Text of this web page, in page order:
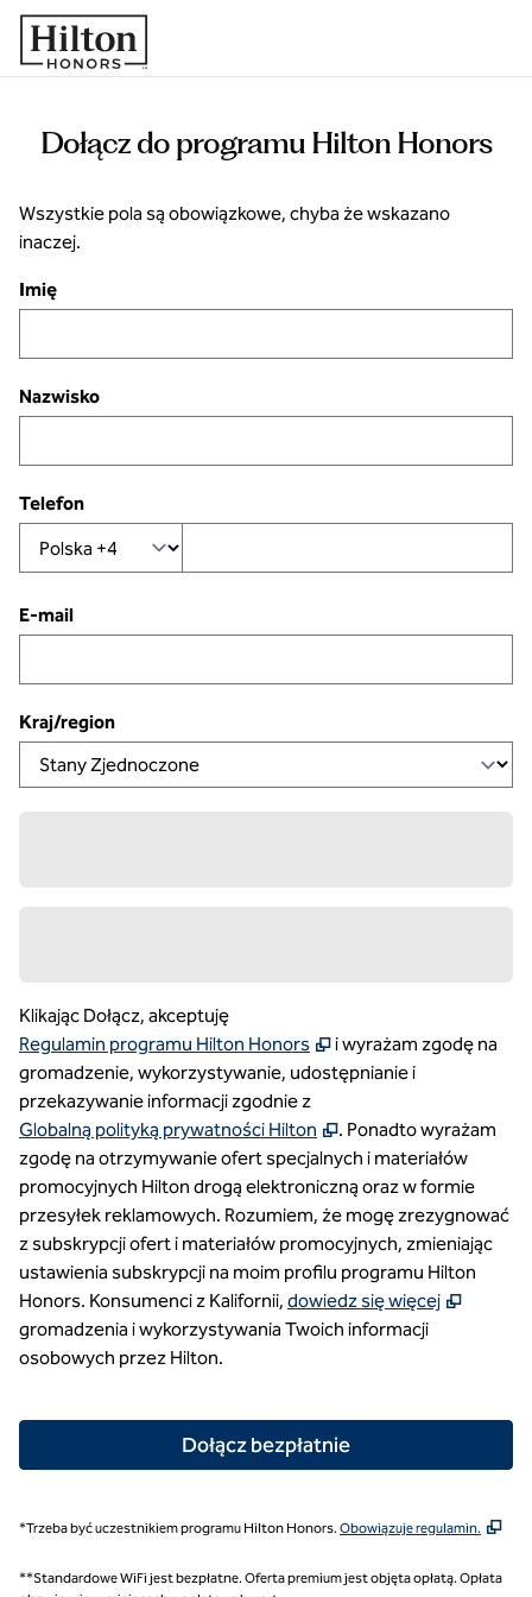
Przejdź do treści
Dołącz do programu Hilton Honors
Wszystkie pola są obowiązkowe, chyba że wskazano
inaczej.
Imię
Nazwisko
Telefon
E-mail
Kraj/region
Klikając Dołącz, akceptuję
Regulamin programu Hilton Honors
,Otwiera nową kartę
i wyrażam zgodę na
gromadzenie, wykorzystywanie, udostępnianie i
przekazywanie informacji zgodnie z
Globalną polityką prywatności Hilton
, Otwiera treści w
. Ponadto wyrażam
zgodę na otrzymywanie ofert specjalnych i materiałów
promocyjnych Hilton drogą elektroniczną oraz w formie
przesyłek reklamowych. Rozumiem, że mogę zrezygnować
z subskrypcji ofert i materiałów promocyjnych, zmieniając
ustawienia subskrypcji na moim profilu programu Hilton
Honors. Konsumenci z Kalifornii, dowiedz się więcej ,
gromadzenia i wykorzystywania Twoich informacji
osobowych przez Hilton.
Dołącz bezpłatnie
*Trzeba być uczestnikiem programu Hilton Honors.Obowiązuje regulamin. ,
**Standardowe WiFi jest bezpłatne. Oferta premium jest objęta opłatą. Opłata